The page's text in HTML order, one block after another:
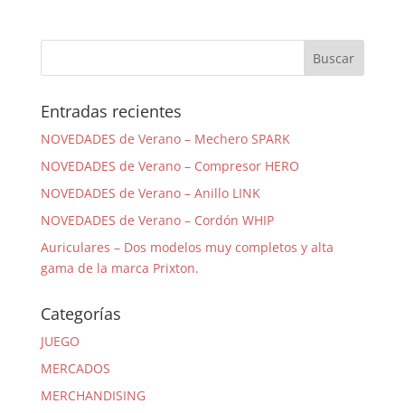
Entradas recientes
NOVEDADES de Verano – Mechero SPARK
NOVEDADES de Verano – Compresor HERO
NOVEDADES de Verano – Anillo LINK
NOVEDADES de Verano – Cordón WHIP
Auriculares – Dos modelos muy completos y alta
gama de la marca Prixton.
Categorías
JUEGO
MERCADOS
MERCHANDISING